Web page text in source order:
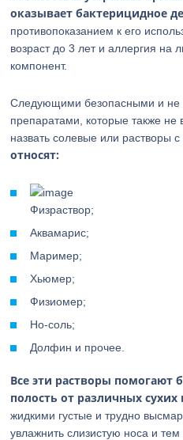
оказывает бактерицидное
противопоказанием к его
возраст до 3 лет и аллергия на
компонент.
Следующими безопасными и
препаратами, которые также
назвать солевые или растворы
относят:
Физраствор;
Аквамарис;
Маример;
Хьюмер;
Физиомер;
Но-соль;
Долфин и прочее.
Все эти растворы помогают
полость от различных
жидкими густые и трудно
увлажнить слизистую носа и